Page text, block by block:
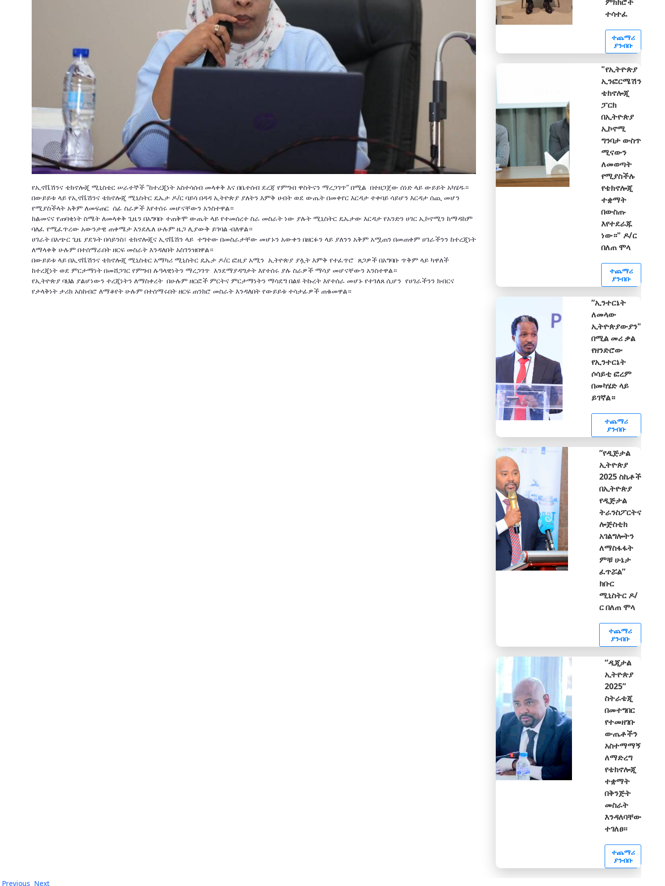
የኢኖቬሽንና ቴክኖሎጂ ሚኒስቴር ሠራተኞች “ከተረጂነት አስተሳሰብ መላቀቅ እና በቤተሰብ ደረጃ የምግብ ዋስትናን ማረጋገጥ” በሚል በተዘጋጀው ሰነድ ላይ ውይይት አካሄዱ።
በውይይቱ ላይ የኢኖቬሽንና ቴክኖሎጂ ሚኒስትር ዴኤታ ዶ/ር ባይሳ በዳዳ ኢትዮጵያ ያለትን እምቅ ሀብት ወደ ውጤት በመቀየር እርዳታ ተቀባይ ሳይሆን እርዳታ ሰጪ መሆን
የሚያስችላት አቅም ለመፍጠር ሰፊ ስራዎች እየተሰሩ መሆናቸውን አንስተዋል።
ከልመናና የጠባቂነት ስሜት ለመላቀቅ ጊዜን በአግባቡ ተጠቅሞ ውጤት ላይ የተመሰረተ ስራ መስራት ነው ያሉት ሚኒስትር ዴኤታው እርዳታ የአንድን ሀገር ኢኮኖሚን ከማዳከም
ባለፈ የሚፈጥረው አውንታዊ ጠቀሜታ እንደሌለ ሁሉም ዜጋ ሊያውቅ ይገባል ብለዋል።
ሀገራት በአጭር ጊዜ ያደጉት በሳይንስ፣ ቴክኖሎጂና ኢኖቬሽን ላይ ተግተው በመስራታቸው መሆኑን አውቀን በዘርፉን ላይ ያለንን አቅም አሟጠን በመጠቀም ሀገራችንን ከተረጂነት
ለማላቀቅ ሁሉም በተሰማራበት ዘርፍ መስራት እንዳለበት አስገንዝበዋል።
በውይይቱ ላይ በኢኖቬሽንና ቴክኖሎጂ ሚኒስቴር አማካሪ ሚኒስትር ዴኤታ ዶ/ር ፎዚያ አሚን ኢትዮጵያ ያሏት እምቅ የተፈጥሮ ጸጋዎች በአግባቡ ጥቅም ላይ ካዋለች
ከተረጂነት ወደ ምርታማነት በመሸጋገር የምግብ ሉዓላዊነትን ማረጋገጥ እንደማያዳግታት እየተሰሩ ያሉ ስራዎች ማሳያ መሆናቸውን አንስተዋል።
የኢትዮጵያ ባህል ያልሆነውን ተረጂነትን ለማስቀረት በሁሉም ዘርፎች ምርትና ምርታማነትን ማሳደግ በልዩ ትኩረት እየተሰራ መሆኑ የተገለጸ ሲሆን የሀገራችንን ክብርና
የታላቅነት ታሪክ አስከብሮ ለማቆየት ሁሉም በተሰማሩበት ዘርፍ ጠንክሮ መስራት እንዳለበት የውይይቱ ተሳታፊዎች ጠቁመዋል።
ተሳተፈ
ተጨማሪ
ያንብቡ
"የኢትዮጵያ
ኢንፎርሜሽን
ቴክኖሎጂ
ፓርክ
በኢትዮጵያ
ኢኮኖሚ
ግንባታ ውስጥ
ሚናውን
ለመወጣት
የሚያስችሉ
የቴክኖሎጂ
ተቋማት
በውስጡ
እየተደራጁ
ነው።" ዶ/ር
በለጠ ሞላ
ተጨማሪ
ያንብቡ
“ኢንተርኔት
ለመላው
ኢትዮጵያውያን"
በሚል መሪ ቃል
የዘንድሮው
የኢንተርኔት
ሶሳይቲ ፎረም
በመካሄድ ላይ
ይገኛል።
ተጨማሪ
ያንብቡ
“የዲጅታል
ኢትዮጵያ
2025 ስኬቶች
በኢትዮጵያ
የዲጅታል
ትራንስፖርትና
ሎጅስቲክ
አገልግሎትን
ለማስፋፋት
ምቹ ሁኔታ
ፈጥሯል”
ክቡር
ሚኒስትር ዶ/
ር በለጠ ሞላ
ተጨማሪ
ያንብቡ
“ዲጂታል
ኢትዮጵያ
2025”
ስትራቴጂ
በመተግበር
የተመዘገቡ
ውጤቶችን
አስተማማኝ
ለማድረግ
የቴክኖሎጂ
ተቋማት
በቅንጅት
መስራት
እንዳለባቸው
ተገለፀ፡፡
ተጨማሪ
ያንብቡ
Previous Next